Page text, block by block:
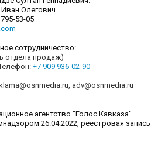
Олегович.
53-05
сотрудничество:
отдела продаж)
+7 909 936-02-90
adv@osnmedia.ru
агентство "Голос Кавказа"
26.04.2022, реестровая запись